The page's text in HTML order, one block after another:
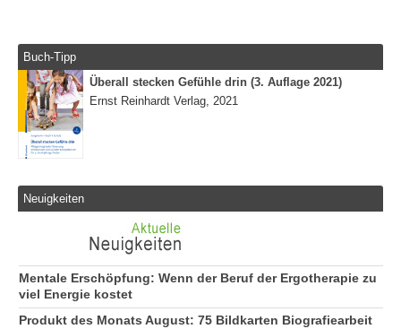
Buch-Tipp
Überall stecken Gefühle drin (3. Auflage 2021)
Ernst Reinhardt Verlag, 2021
Neuigkeiten
Mentale Erschöpfung: Wenn der Beruf der Ergotherapie zu
viel Energie kostet
Produkt des Monats August: 75 Bildkarten Biografiearbeit